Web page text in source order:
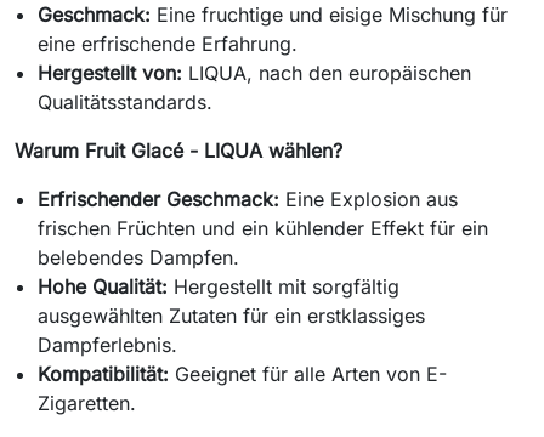
Geschmack: Eine fruchtige und eisige Mischung für
eine erfrischende Erfahrung.
Hergestellt von: LIQUA, nach den europäischen
Qualitätsstandards.
Warum Fruit Glacé - LIQUA wählen?
Erfrischender Geschmack: Eine Explosion aus
frischen Früchten und ein kühlender Effekt für ein
belebendes Dampfen.
Hohe Qualität: Hergestellt mit sorgfältig
ausgewählten Zutaten für ein erstklassiges
Dampferlebnis.
Kompatibilität: Geeignet für alle Arten von E-
Zigaretten.